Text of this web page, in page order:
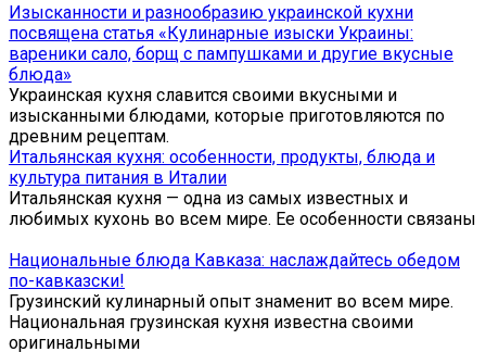
Изысканности и разнообразию украинской кухни
посвящена статья «Кулинарные изыски Украины:
вареники сало, борщ с пампушками и другие вкусные
блюда»
Украинская кухня славится своими вкусными и
изысканными блюдами, которые приготовляются по
древним рецептам.
Итальянская кухня: особенности, продукты, блюда и
культура питания в Италии
Итальянская кухня — одна из самых известных и
любимых кухонь во всем мире. Ее особенности связаны
Национальные блюда Кавказа: наслаждайтесь обедом
по-кавказски!
Грузинский кулинарный опыт знаменит во всем мире.
Национальная грузинская кухня известна своими
оригинальными